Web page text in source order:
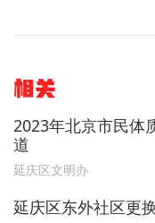
相关
2023年北京市民体
道
延庆区文明办
延庆区东外社区更